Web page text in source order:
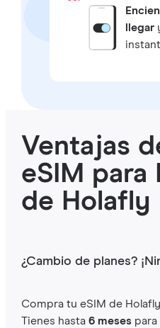
llegar
Ventajas
eSIM para
de Holafly
¿Cambio de planes?
Compra tu eSIM de
Tienes hasta 6 mesespara